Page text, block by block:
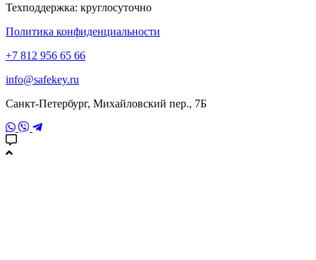
Техподдержка: круглосуточно
Политика конфиденциальности
+7 812 956 65 66
info@safekey.ru
Санкт-Петербург, Михайловский пер., 7Б